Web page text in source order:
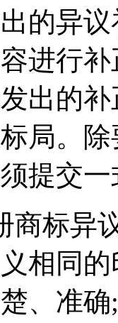
的异
进行
出的
局。
提交一
商标异
相同
、准